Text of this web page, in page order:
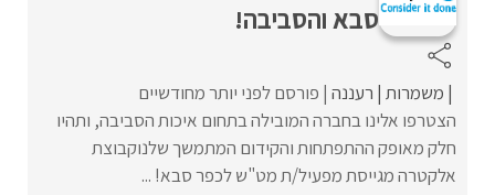
סבא והסביבה!
משמרות רעננה פורסם לפני יותר מחודשיים
הצטרפו אלינו בחברה המובילה בתחום איכות הסביבה, ותהיו
חלק מאופק ההתפתחות והקידום המתמשך שלנוקבוצת
אלקטרה מגייסת מפעיל/ת מט"ש לכפר סבא! ...